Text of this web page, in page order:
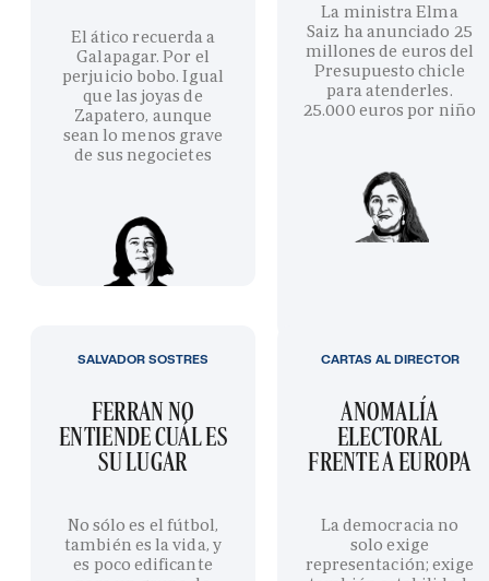
El ático recuerda a
Galapagar. Por el
perjuicio bobo. Igual
que las joyas de
Zapatero, aunque
sean lo menos grave
de sus negocietes
La ministra Elma
Saiz ha anunciado 25
millones de euros del
Presupuesto chicle
para atenderles.
25.000 euros por niño
FERRAN NO
ENTIENDE CUÁL ES
SU LUGAR
No sólo es el fútbol,
también es la vida, y
es poco edificante
SALVADOR SOSTRES
ANOMALÍA
ELECTORAL
FRENTE A EUROPA
La democracia no
solo exige
representación; exige
CARTAS AL DIRECTOR